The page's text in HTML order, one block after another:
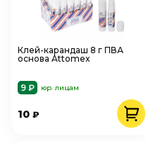
Клей-карандаш 8 г ПВА
основа Attomex
9 ₽ юр. лицам
10 ₽